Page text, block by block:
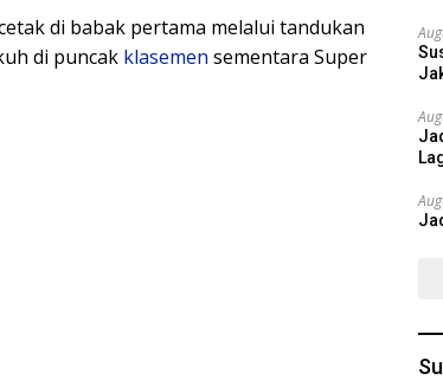
di babak pertama melalui tandukan
di puncak klasemen sementara Super